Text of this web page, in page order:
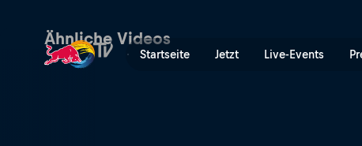
Startseite Jetzt Live-Events
Viertelfinale: Centre Court
Ähnliche Videos